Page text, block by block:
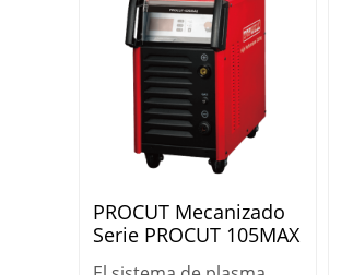
PROCUT Mecanizado
Serie PROCUT 105MAX